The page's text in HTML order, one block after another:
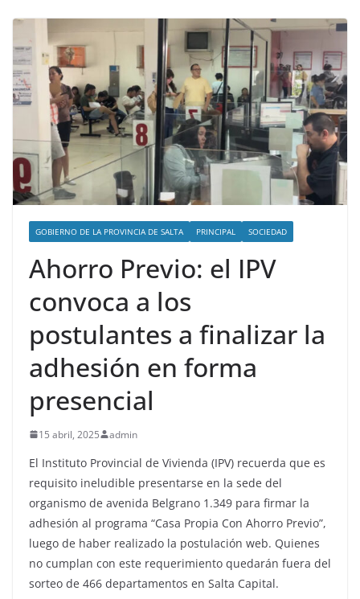
GOBIERNO DE LA PROVINCIA DE SALTA PRINCIPAL SOCIEDAD
Ahorro Previo: el IPV
convoca a los
postulantes a finalizar la
adhesión en forma
presencial
15 abril, 2025 admin
El Instituto Provincial de Vivienda (IPV) recuerda que es
requisito ineludible presentarse en la sede del
organismo de avenida Belgrano 1.349 para firmar la
adhesión al programa “Casa Propia Con Ahorro Previo”,
luego de haber realizado la postulación web. Quienes
no cumplan con este requerimiento quedarán fuera del
sorteo de 466 departamentos en Salta Capital.